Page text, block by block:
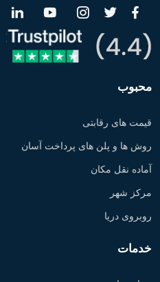
محبوب
قیمت های رقابتی
روش ها و پلن های پرداخت آسان
آماده نقل مکان
مرکز شهر
روبروی دریا
خدمات